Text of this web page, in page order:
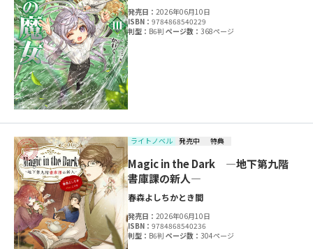
発売日：2026年06月10日
ISBN：9784868540229
判型： B6判ページ数：368ページ
ライトノベル 発売中 特典
Magic in the Dark ―地下第九階
書庫課の新人―
春森よしちかとき間
発売日：2026年06月10日
ISBN：9784868540236
判型： B6判ページ数：304ページ